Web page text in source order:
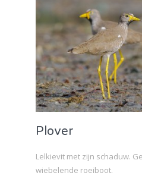
Plover
Lelkievit met zijn schaduw.
wiebelende roeiboot.